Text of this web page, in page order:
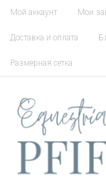
Мой аккаунт Мои
Доставка и оплата
Размерная сетка